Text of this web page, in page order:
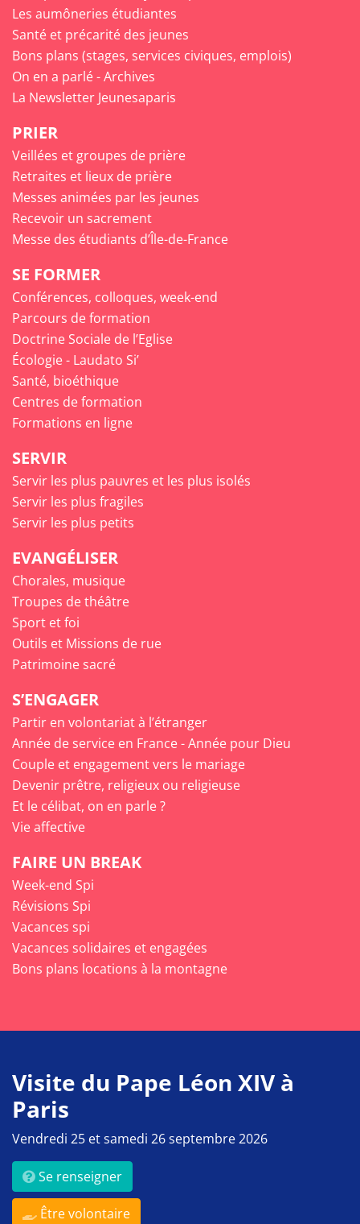
Les aumôneries étudiantes
Santé et précarité des jeunes
Bons plans (stages, services civiques, emplois)
On en a parlé - Archives
La Newsletter Jeunesaparis
PRIER
Veillées et groupes de prière
Retraites et lieux de prière
Messes animées par les jeunes
Recevoir un sacrement
Messe des étudiants d’Île-de-France
SE FORMER
Conférences, colloques, week-end
Parcours de formation
Doctrine Sociale de l’Eglise
Écologie - Laudato Si’
Santé, bioéthique
Centres de formation
Formations en ligne
SERVIR
Servir les plus pauvres et les plus isolés
Servir les plus fragiles
Servir les plus petits
EVANGÉLISER
Chorales, musique
Troupes de théâtre
Sport et foi
Outils et Missions de rue
Patrimoine sacré
S’ENGAGER
Partir en volontariat à l’étranger
Année de service en France - Année pour Dieu
Couple et engagement vers le mariage
Devenir prêtre, religieux ou religieuse
Et le célibat, on en parle ?
Vie affective
FAIRE UN BREAK
Week-end Spi
Révisions Spi
Vacances spi
Vacances solidaires et engagées
Bons plans locations à la montagne
Visite du Pape Léon XIV à
Paris
Vendredi 25 et samedi 26 septembre 2026
Se renseigner
Être volontaire